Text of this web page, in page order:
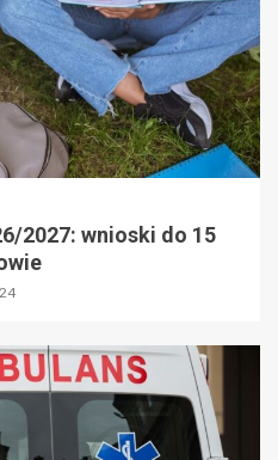
2027: wnioski do 15
24